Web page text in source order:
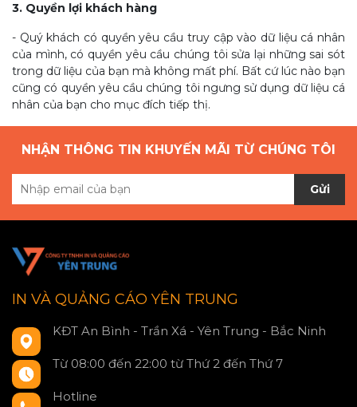
3. Quyền lợi khách hàng
- Quý khách có quyền yêu cầu truy cập vào dữ liệu cá nhân
của mình, có quyền yêu cầu chúng tôi sửa lại những sai sót
trong dữ liệu của bạn mà không mất phí. Bất cứ lúc nào bạn
cũng có quyền yêu cầu chúng tôi ngưng sử dụng dữ liệu cá
nhân của bạn cho mục đích tiếp thị.
NHẬN THÔNG TIN KHUYẾN MÃI TỪ CHÚNG TÔI
Gửi
IN VÀ QUẢNG CÁO YÊN TRUNG
KĐT An Bình - Trần Xá - Yên Trung - Bắc Ninh
Từ 08:00 đến 22:00 từ Thứ 2 đến Thứ 7
Hotline